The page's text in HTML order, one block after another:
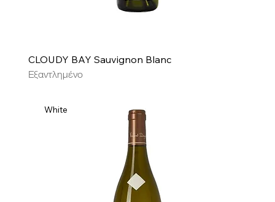
CLOUDY BAY Sauvignon Blanc
Εξαντλημένο
White